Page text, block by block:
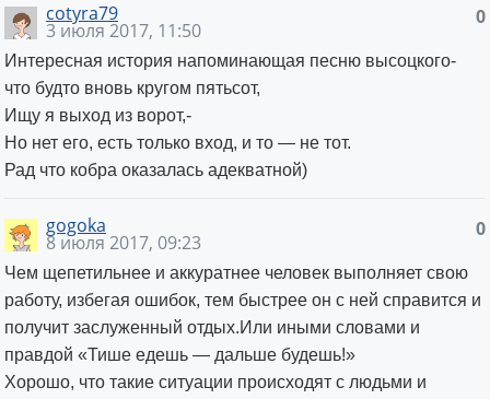
0
cotyra79
3 июля 2017, 11:50
Интересная история напоминающая песню высоцкого-
что будто вновь кругом пятьсот,
Ищу я выход из ворот,-
Но нет его, есть только вход, и то — не тот.
Рад что кобра оказалась адекватной)
0
gogoka
8 июля 2017, 09:23
Чем щепетильнее и аккуратнее человек выполняет свою
работу, избегая ошибок, тем быстрее он с ней справится и
получит заслуженный отдых.Или иными словами и
правдой «Тише едешь — дальше будешь!»
Хорошо, что такие ситуации происходят с людьми и